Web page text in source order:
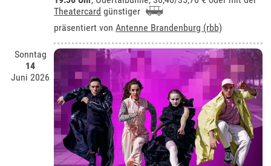
Theatercard günstiger
präsentiert vonAntenne Brandenburg (rbb)
Sonntag
14
Juni 2026